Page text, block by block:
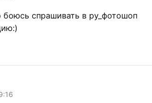
боюсь спрашивать в ру_фотошоп